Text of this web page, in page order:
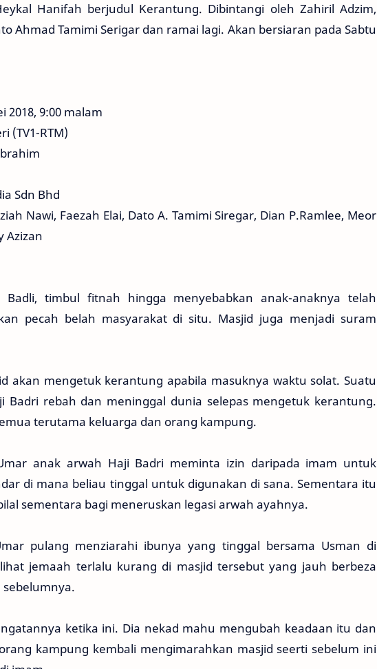
Hanifah berjudul Kerantung. Dibintangi oleh Zahiril Adzim,
Ahmad Tamimi Serigar dan ramai lagi. Akan bersiaran pada Sabtu
2018, 9:00 malam
(TV1-RTM)
Sdn Bhd
Nawi, Faezah Elai, Dato A. Tamimi Siregar, Dian P.Ramlee, Meor
Azizan
Badli, timbul fitnah hingga menyebabkan anak-anaknya telah
pecah belah masyarakat di situ. Masjid juga menjadi suram
akan mengetuk kerantung apabila masuknya waktu solat. Suatu
Badri rebah dan meninggal dunia selepas mengetuk kerantung.
terutama keluarga dan orang kampung.
anak arwah Haji Badri meminta izin daripada imam untuk
di mana beliau tinggal untuk digunakan di sana. Sementara itu
sementara bagi meneruskan legasi arwah ayahnya.
pulang menziarahi ibunya yang tinggal bersama Usman di
jemaah terlalu kurang di masjid tersebut yang jauh berbeza
ketika ini. Dia nekad mahu mengubah keadaan itu dan
kampung kembali mengimarahkan masjid seerti sebelum ini